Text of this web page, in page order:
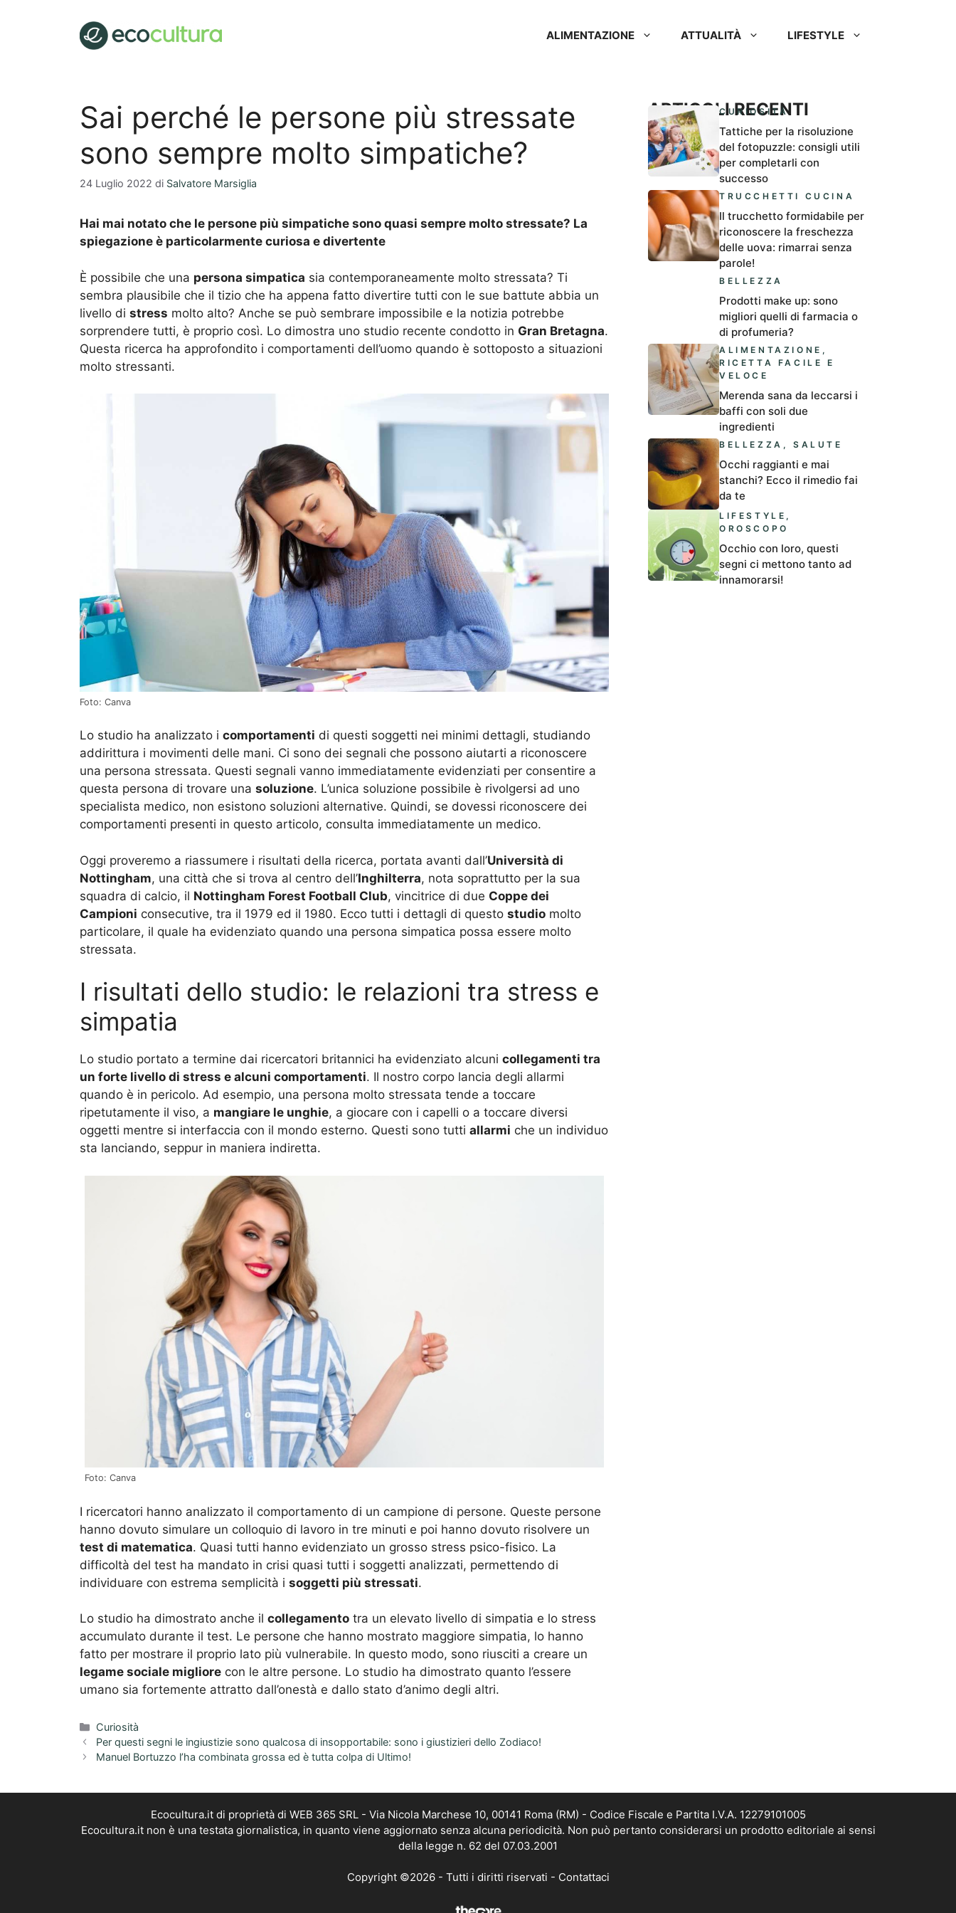
ALIMENTAZIONE ATTUALITÀ LIFESTYLE
Sai perché le persone più stressate
sono sempre molto simpatiche?
24 Luglio 2022 di Salvatore Marsiglia
Hai mai notato che le persone più simpatiche sono quasi sempre molto stressate? La
spiegazione è particolarmente curiosa e divertente
È possibile che una persona simpatica sia contemporaneamente molto stressata? Ti
sembra plausibile che il tizio che ha appena fatto divertire tutti con le sue battute abbia un
livello di stress molto alto? Anche se può sembrare impossibile e la notizia potrebbe
sorprendere tutti, è proprio così. Lo dimostra uno studio recente condotto in Gran Bretagna.
Questa ricerca ha approfondito i comportamenti dell’uomo quando è sottoposto a situazioni
molto stressanti.
Foto: Canva
Lo studio ha analizzato i comportamenti di questi soggetti nei minimi dettagli, studiando
addirittura i movimenti delle mani. Ci sono dei segnali che possono aiutarti a riconoscere
una persona stressata. Questi segnali vanno immediatamente evidenziati per consentire a
questa persona di trovare una soluzione. L’unica soluzione possibile è rivolgersi ad uno
specialista medico, non esistono soluzioni alternative. Quindi, se dovessi riconoscere dei
comportamenti presenti in questo articolo, consulta immediatamente un medico.
Oggi proveremo a riassumere i risultati della ricerca, portata avanti dall’Università di
Nottingham, una città che si trova al centro dell’Inghilterra, nota soprattutto per la sua
squadra di calcio, il Nottingham Forest Football Club, vincitrice di due Coppe dei
Campioni consecutive, tra il 1979 ed il 1980. Ecco tutti i dettagli di questo studio molto
particolare, il quale ha evidenziato quando una persona simpatica possa essere molto
stressata.
I risultati dello studio: le relazioni tra stress e
simpatia
Lo studio portato a termine dai ricercatori britannici ha evidenziato alcuni collegamenti tra
un forte livello di stress e alcuni comportamenti. Il nostro corpo lancia degli allarmi
quando è in pericolo. Ad esempio, una persona molto stressata tende a toccare
ripetutamente il viso, a mangiare le unghie, a giocare con i capelli o a toccare diversi
oggetti mentre si interfaccia con il mondo esterno. Questi sono tutti allarmi che un individuo
sta lanciando, seppur in maniera indiretta.
Foto: Canva
I ricercatori hanno analizzato il comportamento di un campione di persone. Queste persone
hanno dovuto simulare un colloquio di lavoro in tre minuti e poi hanno dovuto risolvere un
test di matematica. Quasi tutti hanno evidenziato un grosso stress psico-fisico. La
difficoltà del test ha mandato in crisi quasi tutti i soggetti analizzati, permettendo di
individuare con estrema semplicità i soggetti più stressati.
Lo studio ha dimostrato anche il collegamento tra un elevato livello di simpatia e lo stress
accumulato durante il test. Le persone che hanno mostrato maggiore simpatia, lo hanno
fatto per mostrare il proprio lato più vulnerabile. In questo modo, sono riusciti a creare un
legame sociale migliore con le altre persone. Lo studio ha dimostrato quanto l’essere
umano sia fortemente attratto dall’onestà e dallo stato d’animo degli altri.
Categorie
Curiosità
Per questi segni le ingiustizie sono qualcosa di insopportabile: sono i giustizieri dello Zodiaco!
Manuel Bortuzzo l’ha combinata grossa ed è tutta colpa di Ultimo!
ARTICOLI RECENTI
CURIOSITÀ
Tattiche per la risoluzione
del fotopuzzle: consigli utili
per completarli con
successo
TRUCCHETTI CUCINA
Il trucchetto formidabile per
riconoscere la freschezza
delle uova: rimarrai senza
parole!
BELLEZZA
Prodotti make up: sono
migliori quelli di farmacia o
di profumeria?
ALIMENTAZIONE ,
RICETTA FACILE E
VELOCE
Merenda sana da leccarsi i
baffi con soli due
ingredienti
BELLEZZA ,SALUTE
Occhi raggianti e mai
stanchi? Ecco il rimedio fai
da te
LIFESTYLE ,
OROSCOPO
Occhio con loro, questi
segni ci mettono tanto ad
innamorarsi!
Ecocultura.it di proprietà di WEB 365 SRL - Via Nicola Marchese 10, 00141 Roma (RM) - Codice Fiscale e Partita I.V.A. 12279101005
Ecocultura.it non è una testata giornalistica, in quanto viene aggiornato senza alcuna periodicità. Non può pertanto considerarsi un prodotto editoriale ai sensi
della legge n. 62 del 07.03.2001
Copyright ©2026 - Tutti i diritti riservati - Contattaci